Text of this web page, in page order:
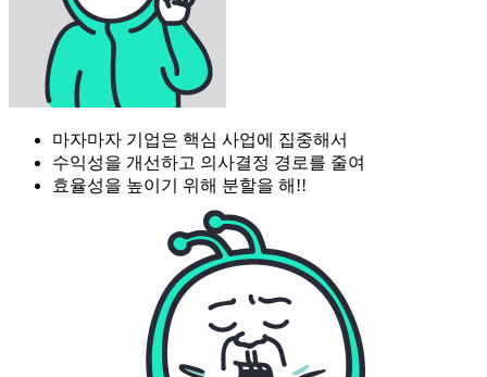
마자마자 기업은 핵심 사업에 집중해서
수익성을 개선하고 의사결정 경로를 줄여
효율성을 높이기 위해 분할을 해!!